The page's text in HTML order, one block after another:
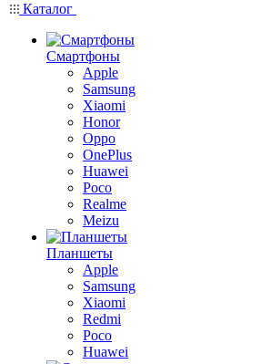
Каталог
Смартфоны
Apple
Samsung
Xiaomi
Honor
Oppo
OnePlus
Huawei
Poco
Realme
Meizu
Планшеты
Apple
Samsung
Xiaomi
Redmi
Poco
Huawei